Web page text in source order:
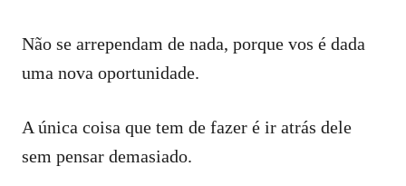
Não se arrependam de nada, porque vos é dada
uma nova oportunidade.
A única coisa que tem de fazer é ir atrás dele
sem pensar demasiado.